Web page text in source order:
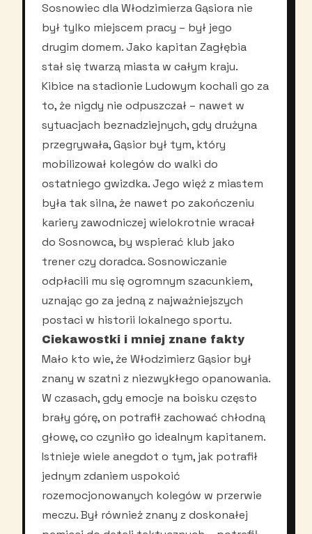
Sosnowiec dla Włodzimierza Gąsiora nie
był tylko miejscem pracy – był jego
drugim domem. Jako kapitan Zagłębia
stał się twarzą miasta w całym kraju.
Kibice na stadionie Ludowym kochali go za
to, że nigdy nie odpuszczał – nawet w
sytuacjach beznadziejnych, gdy drużyna
przegrywała, Gąsior był tym, który
mobilizował kolegów do walki do
ostatniego gwizdka. Jego więź z miastem
była tak silna, że nawet po zakończeniu
kariery zawodniczej wielokrotnie wracał
do Sosnowca, by wspierać klub jako
trener czy doradca. Sosnowiczanie
odpłacili mu się ogromnym szacunkiem,
uznając go za jedną z najważniejszych
postaci w historii lokalnego sportu.
Ciekawostki i mniej znane fakty
Mało kto wie, że Włodzimierz Gąsior był
znany w szatni z niezwykłego opanowania.
W czasach, gdy emocje na boisku często
brały górę, on potrafił zachować chłodną
głowę, co czyniło go idealnym kapitanem.
Istnieje wiele anegdot o tym, jak potrafił
jednym zdaniem uspokoić
rozemocjonowanych kolegów w przerwie
meczu. Był również znany z doskonałej